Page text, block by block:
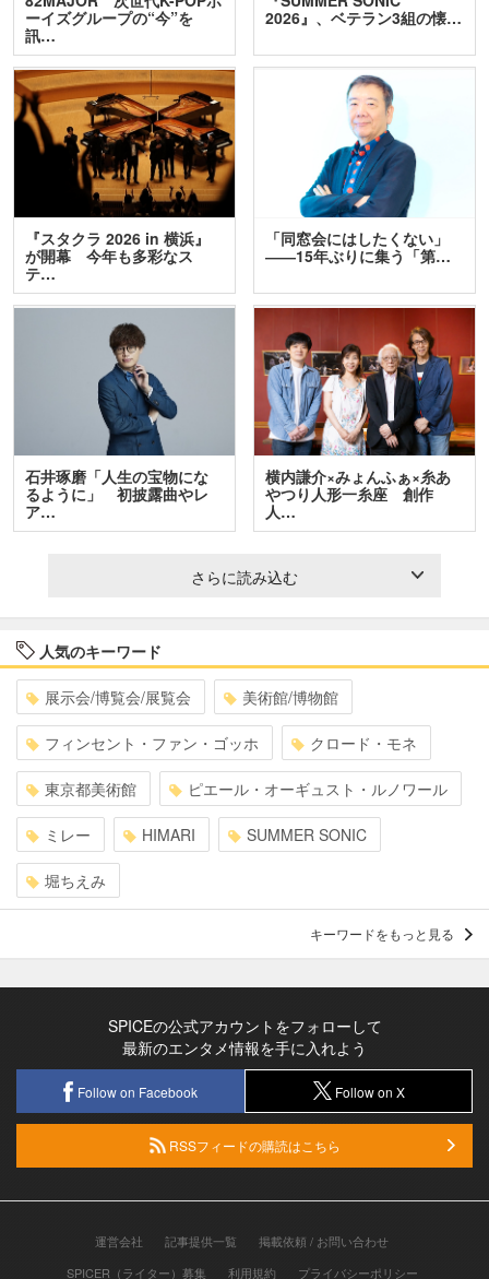
ーイズグループの“今”を
訊…
2026』、ベテラン3組の懐…
『スタクラ 2026 in 横浜』
が開幕 今年も多彩なス
テ…
「同窓会にはしたくない」
――15年ぶりに集う「第…
石井琢磨「人生の宝物にな
るように」 初披露曲やレ
ア…
横内謙介×みょんふぁ×糸あ
やつり人形一糸座 創作
人…
さらに読み込む
人気のキーワード
展示会/博覧会/展覧会 美術館/博物館
フィンセント・ファン・ゴッホ クロード・モネ
東京都美術館 ピエール・オーギュスト・ルノワール
ミレー HIMARI SUMMER SONIC
堀ちえみ
キーワードをもっと見る
SPICEの公式アカウントをフォローして
最新のエンタメ情報を手に入れよう
Follow on Facebook Follow on X
RSSフィードの購読はこちら
運営会社 記事提供一覧
掲載依頼 / お問い合わせ
SPICER（ライター）募集
利用規約 プライバシーポリシー